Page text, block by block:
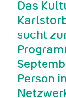
Das
sucht
Person